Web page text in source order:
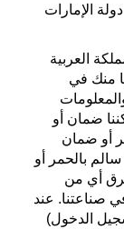
الإمارات
العربية
منك في
ضمان أو
أو ضمان
بالحمر أو
أي من
في صناعتنا. عند
الدخول)